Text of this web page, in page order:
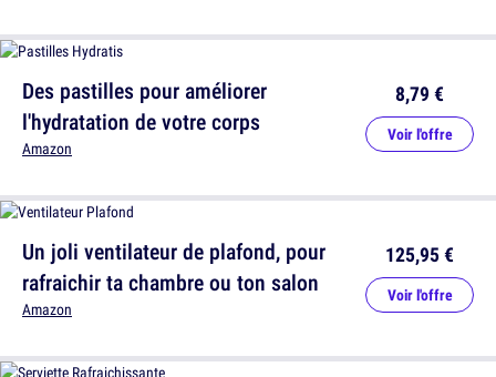
Des pastilles pour améliorer
l'hydratation de votre corps
Amazon
8,79 €
Voir l'offre
Un joli ventilateur de plafond, pour
rafraichir ta chambre ou ton salon
Amazon
125,95 €
Voir l'offre